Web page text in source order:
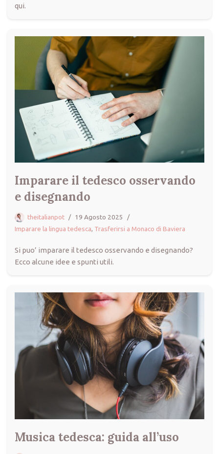
qui.
Imparare il tedesco osservando
e disegnando
theitalianpot
19 Agosto 2025
Imparare la lingua tedesca, Trasferirsi a Monaco di Baviera
Si puo’ imparare il tedesco osservando e disegnando?
Ecco alcune idee e spunti utili.
Musica tedesca: guida all’uso